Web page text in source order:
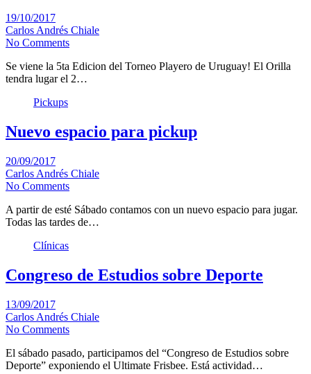
19/10/2017
Carlos Andrés Chiale
No Comments
Se viene la 5ta Edicion del Torneo Playero de Uruguay! El Orilla
tendra lugar el 2…
Pickups
Nuevo espacio para pickup
20/09/2017
Carlos Andrés Chiale
No Comments
A partir de esté Sábado contamos con un nuevo espacio para jugar.
Todas las tardes de…
Clínicas
Congreso de Estudios sobre Deporte
13/09/2017
Carlos Andrés Chiale
No Comments
El sábado pasado, participamos del “Congreso de Estudios sobre
Deporte” exponiendo el Ultimate Frisbee. Está actividad…